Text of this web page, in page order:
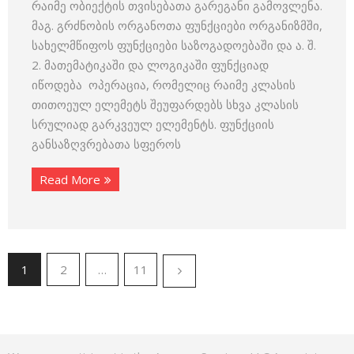
რაიმე ობიექტის თვისებათა გარეგანი გამოვლენა.
მაგ. გრძნობის ორგანოთა ფუნქციები ორგანიზმში,
სახელმწიფოს ფუნქციები საზოგადოებაში და ა. შ.
2. მათემატიკაში და ლოგიკაში ფუნქციად
იწოდება ოპერაცია, რომელიც რაიმე კლასის
თითოეულ ელემეტს შეუფარდებს სხვა კლასის
სრულიად გარკვეულ ელემენტს. ფუნქციის
განსაზღვრებათა სფეროს
Read More
1 2 … 11